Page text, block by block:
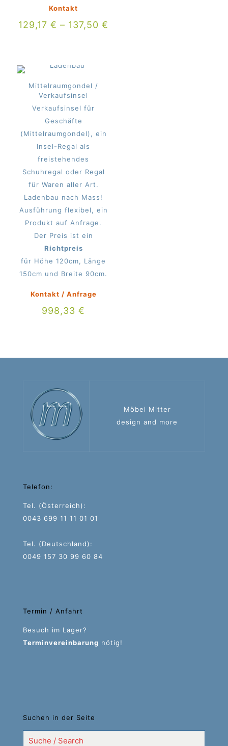
Kontakt
129,17€ – 137,50€
Mittelraumgondel /
Verkaufsinsel
Verkaufsinsel für
Geschäfte
(Mittelraumgondel), ein
Insel-Regal als
freistehendes
Schuhregal oder Regal
für Waren aller Art.
Ladenbau nach Mass!
Ausführung flexibel, ein
Produkt auf Anfrage.
Der Preis ist ein
Richtpreis
für Höhe 120cm, Länge
150cm und Breite 90cm.
Kontakt / Anfrage
998,33€
Möbel Mitter
design and more
Telefon:
Tel. (Österreich):
0043 699 11 11 01 01
Tel. (Deutschland):
0049 157 30 99 60 84
Termin / Anfahrt
Besuch im Lager?
Terminvereinbarung nötig!
Suchen in der Seite